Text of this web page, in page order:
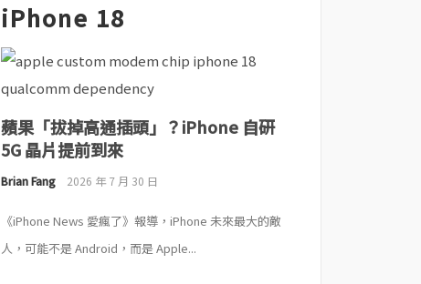
iPhone 18
蘋果「拔掉高通插頭」？iPhone 自研
5G 晶片提前到來
Brian Fang 2026 年 7 月 30 日
《iPhone News 愛瘋了》報導，iPhone 未來最大的敵
人，可能不是 Android，而是 Apple...